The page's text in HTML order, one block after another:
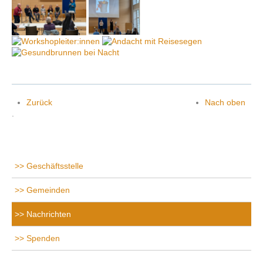
Zurück
Nach oben
.
Geschäftsstelle
Gemeinden
Nachrichten
Spenden